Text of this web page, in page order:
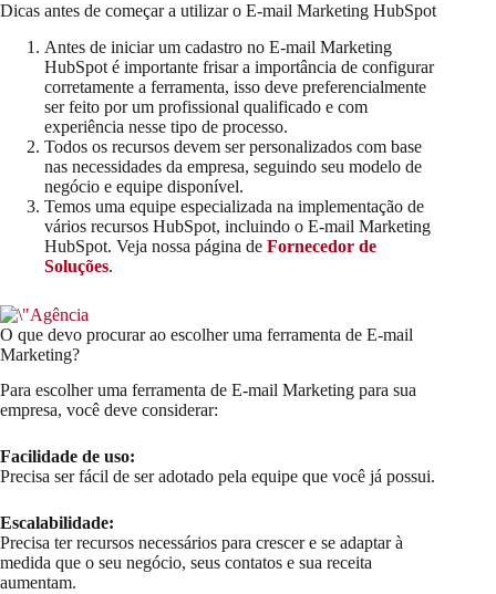
Dicas antes de começar a utilizar o E-mail Marketing HubSpot
Antes de iniciar um cadastro no E-mail Marketing
HubSpot é importante frisar a importância de configurar
corretamente a ferramenta, isso deve preferencialmente
ser feito por um profissional qualificado e com
experiência nesse tipo de processo.
Todos os recursos devem ser personalizados com base
nas necessidades da empresa, seguindo seu modelo de
negócio e equipe disponível.
Temos uma equipe especializada na implementação de
vários recursos HubSpot, incluindo o E-mail Marketing
HubSpot. Veja nossa página de Fornecedor de
Soluções.
O que devo procurar ao escolher uma ferramenta de E-mail
Marketing?
Para escolher uma ferramenta de E-mail Marketing para sua
empresa, você deve considerar:
Facilidade de uso:
Precisa ser fácil de ser adotado pela equipe que você já possui.
Escalabilidade:
Precisa ter recursos necessários para crescer e se adaptar à
medida que o seu negócio, seus contatos e sua receita
aumentam.